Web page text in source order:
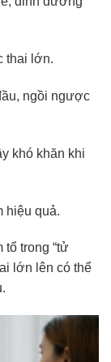
thai lớn.
ngồi ngược
khó khăn khi
hiệu quả.
trong “tử
lớn lên có thể